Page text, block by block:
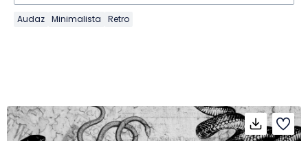
Audaz Minimalista Retro